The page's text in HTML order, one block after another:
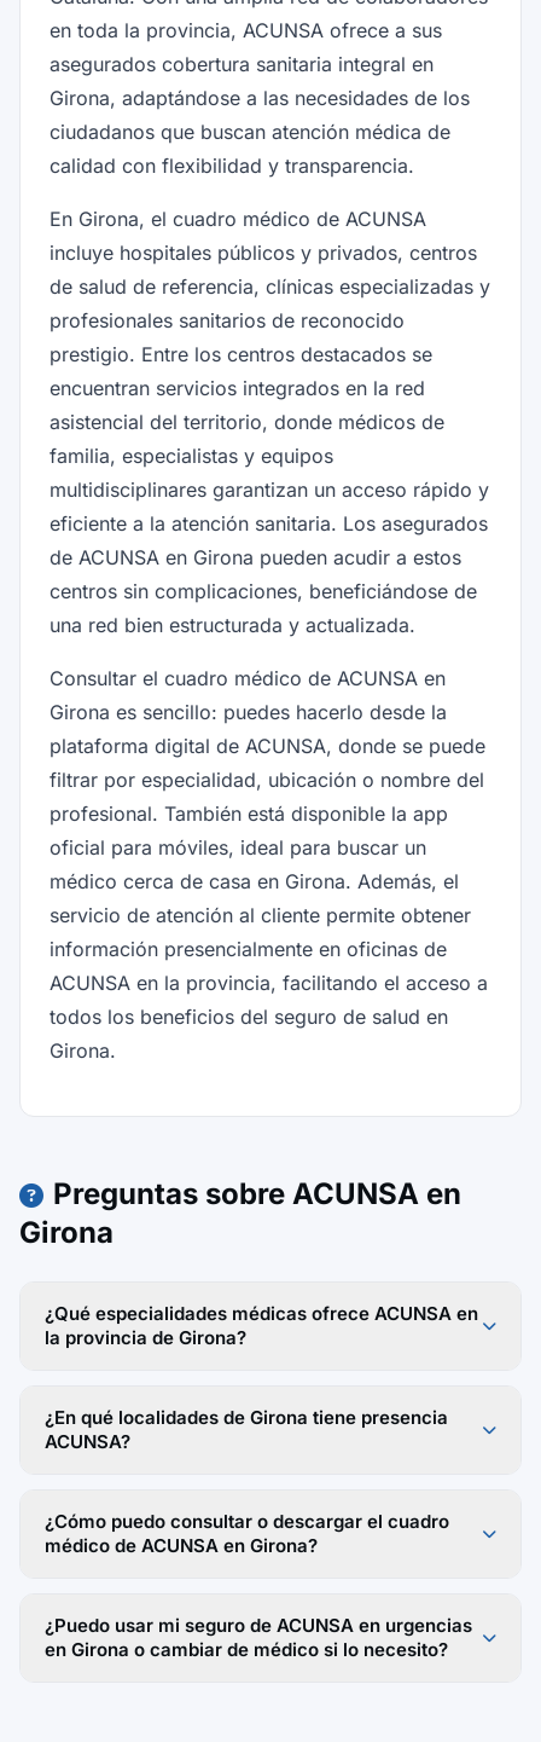
en toda la provincia, ACUNSA ofrece a sus
asegurados cobertura sanitaria integral en
Girona, adaptándose a las necesidades de los
ciudadanos que buscan atención médica de
calidad con flexibilidad y transparencia.
En Girona, el cuadro médico de ACUNSA
incluye hospitales públicos y privados, centros
de salud de referencia, clínicas especializadas y
profesionales sanitarios de reconocido
prestigio. Entre los centros destacados se
encuentran servicios integrados en la red
asistencial del territorio, donde médicos de
familia, especialistas y equipos
multidisciplinares garantizan un acceso rápido y
eficiente a la atención sanitaria. Los asegurados
de ACUNSA en Girona pueden acudir a estos
centros sin complicaciones, beneficiándose de
una red bien estructurada y actualizada.
Consultar el cuadro médico de ACUNSA en
Girona es sencillo: puedes hacerlo desde la
plataforma digital de ACUNSA, donde se puede
filtrar por especialidad, ubicación o nombre del
profesional. También está disponible la app
oficial para móviles, ideal para buscar un
médico cerca de casa en Girona. Además, el
servicio de atención al cliente permite obtener
información presencialmente en oficinas de
ACUNSA en la provincia, facilitando el acceso a
todos los beneficios del seguro de salud en
Girona.
Preguntas sobre ACUNSA en
Girona
¿Qué especialidades médicas ofrece ACUNSA en
la provincia de Girona?
¿En qué localidades de Girona tiene presencia
ACUNSA?
¿Cómo puedo consultar o descargar el cuadro
médico de ACUNSA en Girona?
¿Puedo usar mi seguro de ACUNSA en urgencias
en Girona o cambiar de médico si lo necesito?